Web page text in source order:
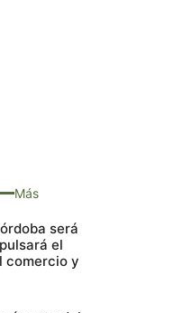
Más
será
el
comercio y